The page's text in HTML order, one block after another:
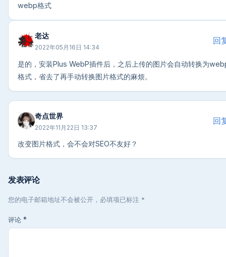
webp格式
老达
2022年05月16日 14:34
回
是的，安装Plus WebP插件后，之后上传的图片会自动转换为
格式，省去了再手动转换图片格式的麻烦。
奇点世界
2022年11月22日 13:37
回
改变图片格式，会不会对SEO不友好？
发表评论
您的电子邮箱地址不会被公开，必填项已标注 *
评论 *